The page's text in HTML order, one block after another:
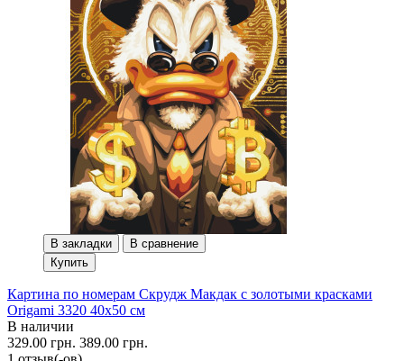
В закладки
В сравнение
Купить
Картина по номерам Скрудж Макдак с золотыми красками
Origami 3320 40x50 см
В наличии
329.00 грн. 389.00 грн.